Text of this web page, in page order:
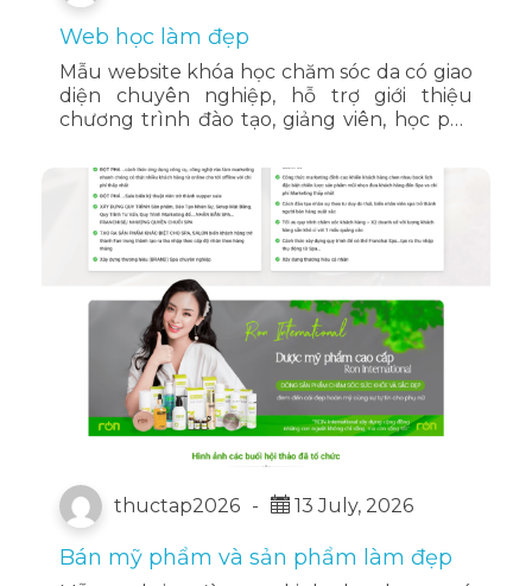
Web học làm đẹp
Mẫu website khóa học chăm sóc da có giao
diện chuyên nghiệp, hỗ trợ giới thiệu
chương trình đào tạo, giảng viên, học phí,
tuyến.
thuctap2026 - 13 July, 2026
Bán mỹ phẩm và sản phẩm làm đẹp